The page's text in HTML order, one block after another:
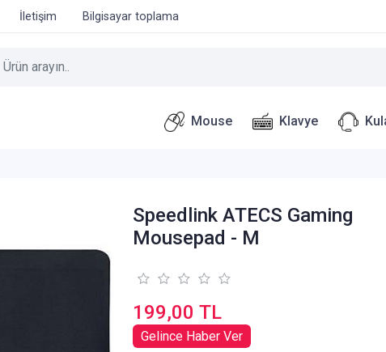
İletişim Bilgisayar toplama
Mouse Klavye
Speedlink ATECS Gaming
Mousepad - M
199,00 TL
Gelince Haber Ver